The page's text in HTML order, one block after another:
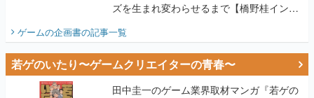
ズを生まれ変わらせるまで【橋野桂インタ
ビュー】
ゲームの企画書の記事一覧
若ゲのいたり〜ゲームクリエイターの青春〜
田中圭一のゲーム業界取材マンガ『若ゲの